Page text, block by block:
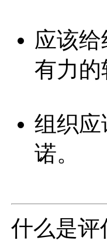
应该
有力的
组织
诺。
什么是评